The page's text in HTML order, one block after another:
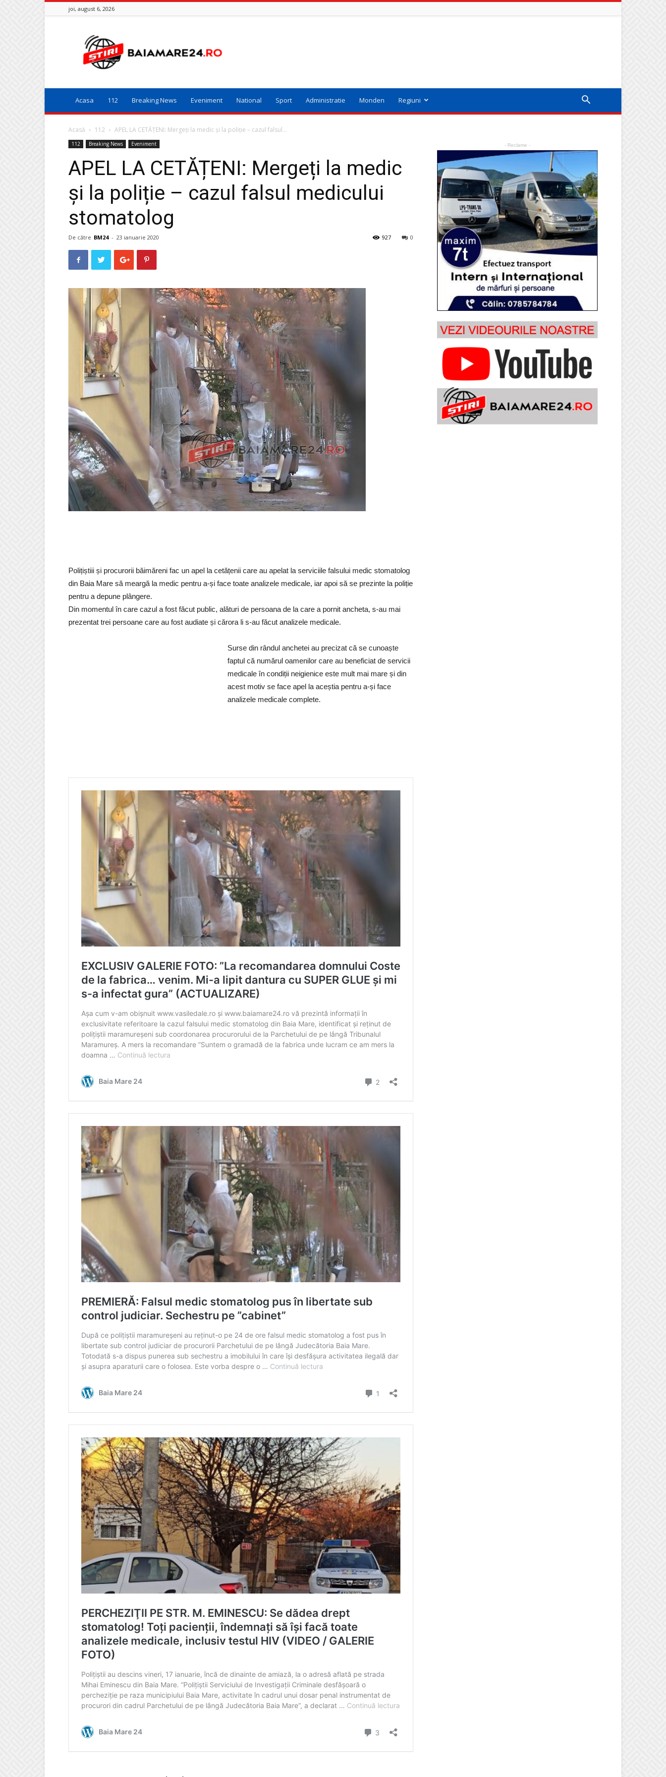
joi, august 6, 2026
Baia
Mare
24
Acasa 112 Breaking News Eveniment National Sport Administratie Monden Regiuni
Acasă 112 APEL LA CETĂȚENI: Mergeți la medic și la poliție – cazul falsul...
112 Breaking News Eveniment
APEL LA CETĂȚENI: Mergeți la medic
și la poliție – cazul falsul medicului
stomatolog
De către BM24 - 23 ianuarie 2020 0
927
Polițiștiii și procurorii băimăreni fac un apel la cetățenii care au apelat la serviciile falsului medic stomatolog
din Baia Mare să meargă la medic pentru a-și face toate analizele medicale, iar apoi să se prezinte la poliție
pentru a depune plângere.
Din momentul în care cazul a fost făcut public, alături de persoana de la care a pornit ancheta, s-au mai
prezentat trei persoane care au fost audiate și cărora li s-au făcut analizele medicale.
Surse din rândul anchetei au precizat că se cunoaște
faptul că numărul oamenilor care au beneficiat de servicii
medicale în condiții neigienice este mult mai mare și din
acest motiv se face apel la aceștia pentru a-și face
analizele medicale complete.
- Reclame -